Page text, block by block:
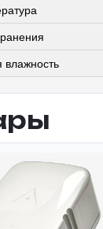
влажность